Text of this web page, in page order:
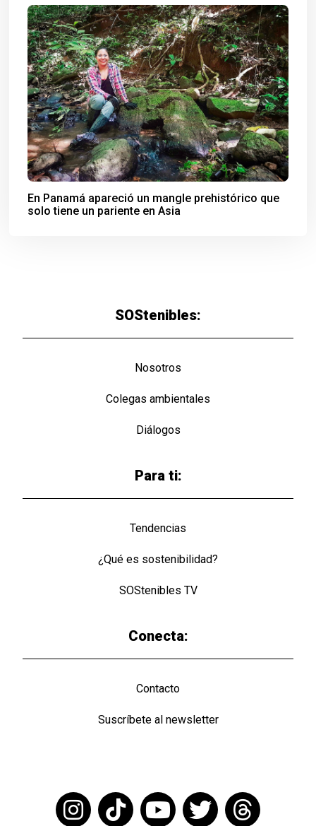
En Panamá apareció un mangle prehistórico que
solo tiene un pariente en Asia
SOStenibles:
Nosotros
Colegas ambientales
Diálogos
Para ti:
Tendencias
¿Qué es sostenibilidad?
SOStenibles TV
Conecta:
Contacto
Suscríbete al newsletter